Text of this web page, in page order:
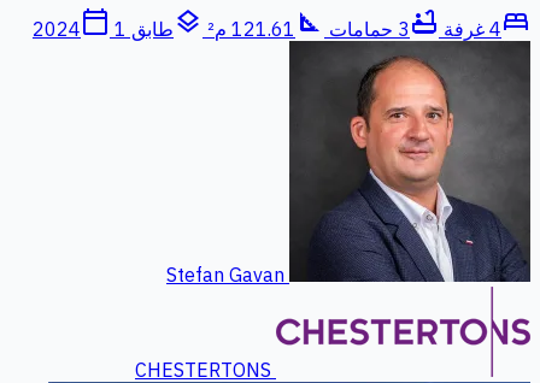
bed4 غرفة bathtub 3 حمامات square_foot 121.61 م² layers طابق 1 calendar_today
2024
Stefan Gavan
CHESTERTONS